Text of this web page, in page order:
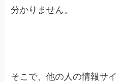
分かりません。
そこで、他の人の情報サ